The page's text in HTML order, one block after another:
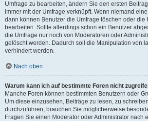
Umfrage zu bearbeiten, ändern Sie den ersten
immer mit der Umfrage verknüpft. Wenn niemand
dann können Benutzer die Umfrage löschen oder die
bearbeiten. Sollte allerdings schon ein Benutzer
die Umfrage nur noch von Moderatoren oder
gelöscht werden. Dadurch soll die Manipulation von
verhindert werden.
Nach oben
Warum kann ich auf bestimmte Foren nicht
Manche Foren können bestimmten Benutzern oder
Um diese einzusehen, Beiträge zu lesen, zu
durchzuführen, brauchen Sie möglicherweise
Fragen Sie einen Moderator oder Administrator nach